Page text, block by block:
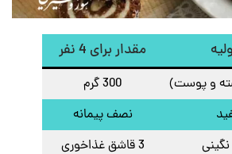
مقدار برای 4 نفر
و پوست)
300 گرم
نصف پیمانه
3 قاشق غذاخوری